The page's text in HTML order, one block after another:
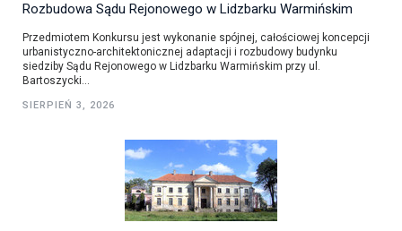
Rozbudowa Sądu Rejonowego w Lidzbarku Warmińskim
Przedmiotem Konkursu jest wykonanie spójnej, całościowej koncepcji
urbanistyczno-architektonicznej adaptacji i rozbudowy budynku
siedziby Sądu Rejonowego w Lidzbarku Warmińskim przy ul.
Bartoszycki...
SIERPIEŃ 3, 2026